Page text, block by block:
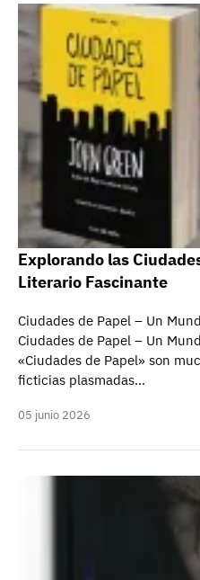
Explorando las
Literario Fascinante
Ciudades de Papel – Un
Ciudades de Papel – Un
«Ciudades de Papel» son
ficticias plasmadas…
05 junio 2026